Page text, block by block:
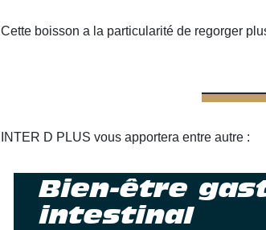
Cette boisson a la particularité de regorger
INTER D PLUS vous apportera entre autre :
Bien-être
intestinal